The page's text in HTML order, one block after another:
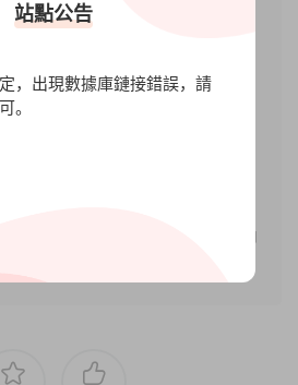
處的資源，請聯系我們。将會第一
收集整理，僅供大家參考、學習，
用途。
參考學習使用，版權歸原著所有，
何商業和非法行爲，請于24小時之内
站點公告
，出現數據庫鏈接錯誤，請
。